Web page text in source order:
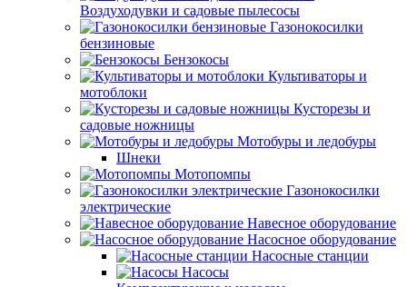
Воздуходувки и садовые пылесосы
Газонокосилки
бензиновые
Бензокосы
Культиваторы и
мотоблоки
Кусторезы и
садовые ножницы
Мотобуры и ледобуры
Шнеки
Мотопомпы
Газонокосилки
электрические
Навесное оборудование
Насосное оборудование
Насосные станции
Насосы